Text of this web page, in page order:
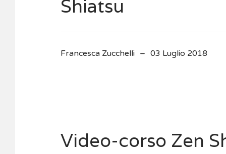
Shiatsu
Francesca Zucchelli 03 Luglio 2018
Video-corso Zen